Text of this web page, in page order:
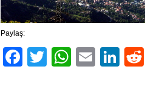
Paylaş:
Facebook
TwitterEmail